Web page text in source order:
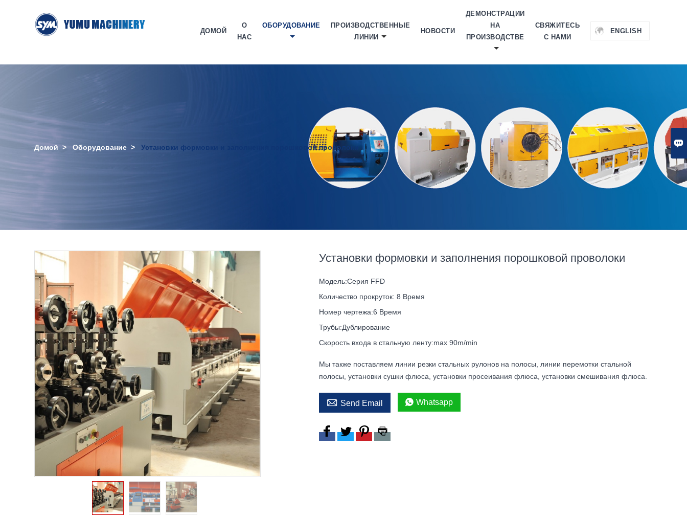
ДОМОЙ
О
НАС
ОБОРУДОВАНИЕ
ПРОИЗВОДСТВЕННЫЕ
ЛИНИИ
НОВОСТИ
ДЕМОНСТРАЦИИ
НА
ПРОИЗВОДСТВЕ
СВЯЖИТЕСЬ
С НАМИ
ENGLISH
Домой > Оборудование > Установки формовки и заполнения порошковой проволоки
Установки формовки и заполнения порошковой проволоки
Модель:Серия FFD
Количество прокруток: 8 Время
Номер чертежа:6 Время
Трубы:Дублирование
Скорость входа в стальную ленту:max 90m/min
Мы также поставляем линии резки стальных рулонов на полосы, линии перемотки стальной
полосы, установки сушки флюса, установки просеивания флюса, установки смешивания флюса.
 Send Email  Whatsapp
